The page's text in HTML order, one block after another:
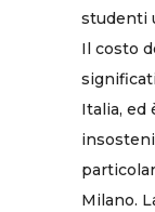
studenti
Il costo
Italia, ed
Milano.